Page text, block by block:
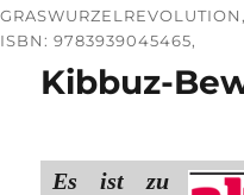
ISBN: 9783939045465,
Kibbuz-
Es ist zu